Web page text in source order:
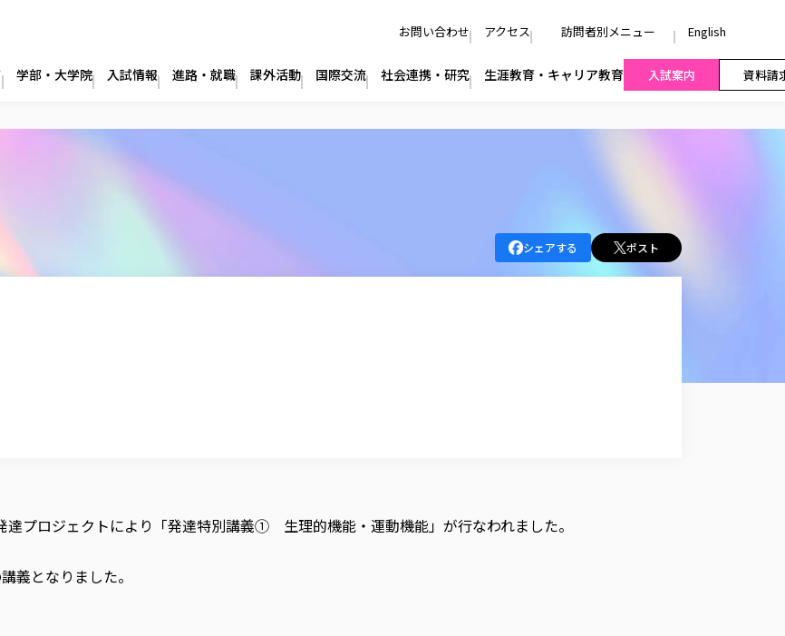
お問い合わせ アクセス 訪問者別メニュー English
学部・大学院 入試情報 進路・就職 課外活動 国際交流 社会連携・研究 生涯教育・キャリア教育 入試案内 資料請
シェアする ポスト
プロジェクトにより「発達特別講義① 生理的機能・運動機能」が行なわれました。
義となりました。